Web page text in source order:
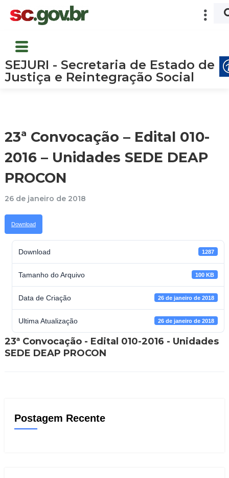
SEJURI - Secretaria de Estado de
Justiça e Reintegração Social
23ª Convocação – Edital 010-
2016 – Unidades SEDE DEAP
PROCON
26 de janeiro de 2018
Download
Download 1287
Tamanho do Arquivo 100 KB
Data de Criação 26 de janeiro de 2018
Ultima Atualização 26 de janeiro de 2018
23ª Convocação - Edital 010-2016 - Unidades
SEDE DEAP PROCON
Postagem Recente